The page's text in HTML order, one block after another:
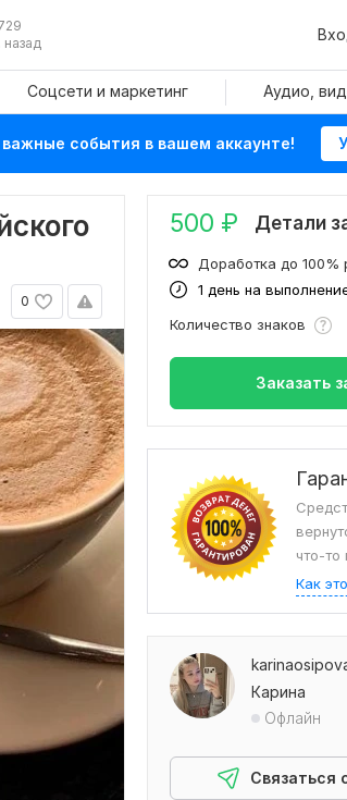
назад
Соцсети и маркетинг Аудио,
события в вашем аккаунте!
0
500 ₽ Детали
1 день на
Доработка до 100%
Количество знаков
Заказать
что-то
Как
Карина
Офлайн
Связаться